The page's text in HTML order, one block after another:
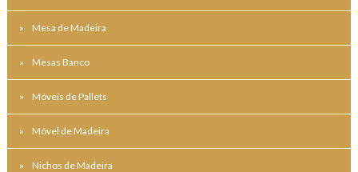
Mesa de Madeira
Mesas Banco
Móveis de Pallets
Móvel de Madeira
Nichos de Madeira